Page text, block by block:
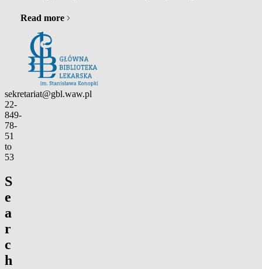
Konopki – założyciela i pierwszego Dyrektora GBL.
upamiętniającymi postać Augusta Ferdynanda…
Read more
Contact
sekretariat@gbl.waw.pl
22-
849-
78-
51
to
53
S
e
a
r
c
h